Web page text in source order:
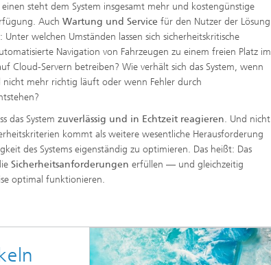
steht dem System insgesamt mehr und kostengünstige
AuchWartung und Service für den Nutzer der Lösung
welchen Umständen lassen sich sicherheitskritische
Navigation von Fahrzeugen zu einem freien Platz im
Cloud-Servern betreiben? Wie verhält sich das System, wenn
nicht mehr richtig läuft oder wenn Fehler durch
das Systemzuverlässig und in Echtzeit reagieren. Und nicht
kommt als weitere wesentliche Herausforderung
des Systems eigenständig zu optimieren. Das heißt: Das
Sicherheitsanforderungenerfüllen — und gleichzeitig
optimal funktionieren.